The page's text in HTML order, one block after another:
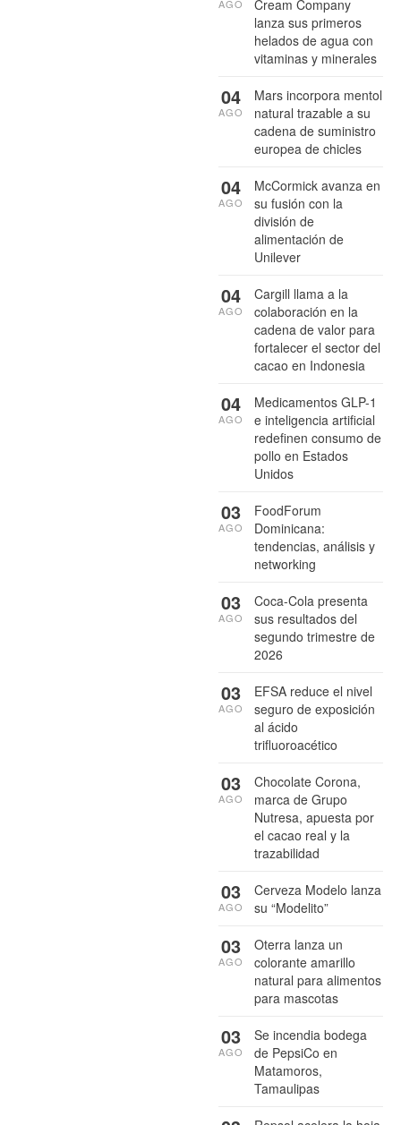
Cream Company
lanza sus primeros
helados de agua con
vitaminas y minerales
AGO
Mars incorpora mentol
natural trazable a su
cadena de suministro
europea de chicles
04
AGO
McCormick avanza en
su fusión con la
división de
alimentación de
Unilever
04
AGO
Cargill llama a la
colaboración en la
cadena de valor para
fortalecer el sector del
cacao en Indonesia
04
AGO
Medicamentos GLP-1
e inteligencia artificial
redefinen consumo de
pollo en Estados
Unidos
04
AGO
FoodForum
Dominicana:
tendencias, análisis y
networking
03
AGO
Coca-Cola presenta
sus resultados del
segundo trimestre de
2026
03
AGO
EFSA reduce el nivel
seguro de exposición
al ácido
trifluoroacético
03
AGO
Chocolate Corona,
marca de Grupo
Nutresa, apuesta por
el cacao real y la
trazabilidad
03
AGO
Cerveza Modelo lanza
su “Modelito”
03
AGO
Oterra lanza un
colorante amarillo
natural para alimentos
para mascotas
03
AGO
Se incendia bodega
de PepsiCo en
Matamoros,
Tamaulipas
03
AGO